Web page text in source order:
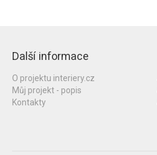
Další informace
O projektu interiery.cz
Můj projekt - popis
Kontakty